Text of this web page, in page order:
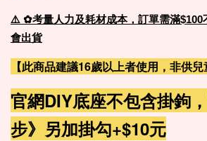
⚠️ ✿考量人力及耗材成本，訂單需滿$100
會出貨
【此商品建議16歲以上者使用，非供兒
官網DIY底座不包含掛鉤
步》另加掛勾+$10元